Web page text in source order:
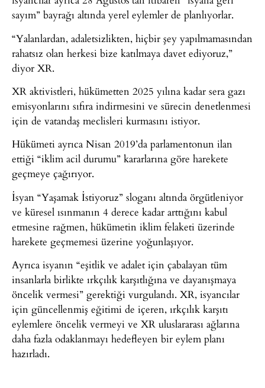
sayım” bayrağı altında yerel eylemler de planlıyorlar.
“Yalanlardan, adaletsizlikten, hiçbir şey yapılmamasından
rahatsız olan herkesi bize katılmaya davet ediyoruz,”
diyor XR.
XR aktivistleri, hükümetten 2025 yılına kadar sera gazı
emisyonlarını sıfıra indirmesini ve sürecin denetlenmesi
için de vatandaş meclisleri kurmasını istiyor.
Hükümeti ayrıca Nisan 2019’da parlamentonun ilan
ettiği “iklim acil durumu” kararlarına göre harekete
geçmeye çağırıyor.
İsyan “Yaşamak İstiyoruz” sloganı altında örgütleniyor
ve küresel ısınmanın 4 derece kadar arttığını kabul
etmesine rağmen, hükümetin iklim felaketi üzerinde
harekete geçmemesi üzerine yoğunlaşıyor.
Ayrıca isyanın “eşitlik ve adalet için çabalayan tüm
insanlarla birlikte ırkçılık karşıtlığına ve dayanışmaya
öncelik vermesi” gerektiği vurgulandı. XR, isyancılar
için güncellenmiş eğitimi de içeren, ırkçılık karşıtı
eylemlere öncelik vermeyi ve XR uluslararası ağlarına
daha fazla odaklanmayı hedefleyen bir eylem planı
hazırladı.